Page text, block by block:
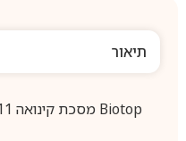
תיאור
Biotop מסכת קינואה 911 500 מ”ל